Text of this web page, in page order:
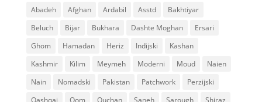
Abadeh Afghan Ardabil Asstd
Bakhtiyar
Beluch
Bijar Bukhara Dashte Moghan
Ersari
Ghom
Hamadan Heriz Indijski
Kashan
Kashmir
Kilim Meymeh Moderni Moud
Naien
Nain
Nomadski Pakistan Patchwork
Perzijski